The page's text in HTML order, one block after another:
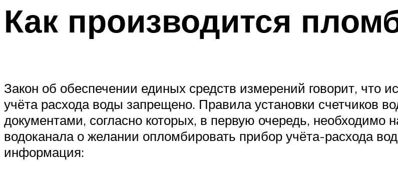
Как производится
Закон об обеспечении единых средств измерений говорит, что
учёта расхода воды запрещено. Правила установки счетчиков
документами, согласно которых, в первую очередь,
водоканала о желании опломбировать прибор учёта-расхода
информация: